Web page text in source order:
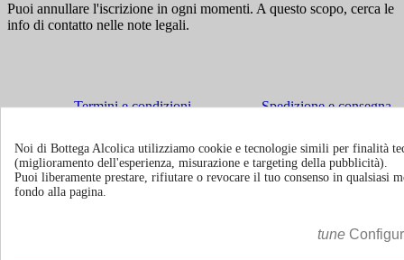
Puoi annullare l'iscrizione in ogni momenti. A questo scopo, cerca le
info di contatto nelle note legali.
Termini e condizioni Spedizione e consegna
Politiche di reso
Chi siamo | Bottegaalcolica.com
Noi di Bottega Alcolica utilizziamo cookie e tecnologie simili per finalità
(miglioramento dell'esperienza, misurazione e targeting della pubblicità).
Puoi liberamente prestare, rifiutare o revocare il tuo consenso in qualsiasi
fondo alla pagina.
tune